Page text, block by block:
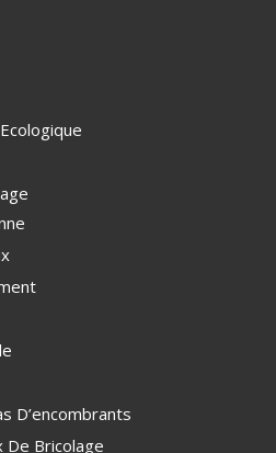
D’encombrants
Bricolage